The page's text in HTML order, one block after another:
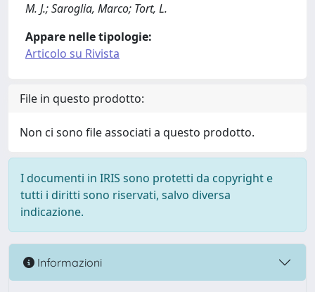
M. J.; Saroglia, Marco; Tort, L.
Appare nelle tipologie:
Articolo su Rivista
File in questo prodotto:
Non ci sono file associati a questo prodotto.
I documenti in IRIS sono protetti da copyright e
tutti i diritti sono riservati, salvo diversa
indicazione.
Informazioni